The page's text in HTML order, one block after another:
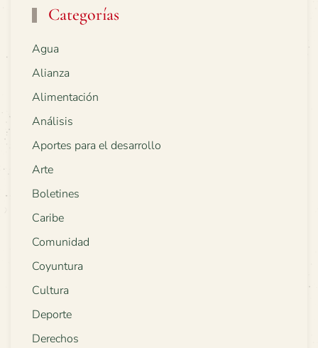
Categorías
Agua
Alianza
Alimentación
Análisis
Aportes para el desarrollo
Arte
Boletines
Caribe
Comunidad
Coyuntura
Cultura
Deporte
Derechos